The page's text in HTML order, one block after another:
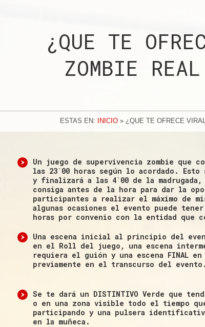
¿QUE TE
ZOMBIE
ESTAS EN: INICIO » ¿QUE TE OFRECE
Un juego de supervivencia zombie que
las 23´00 horas según lo acordado.
y finalizará a las 4´00 de la
consiga antes de la hora para dar la
participantes a realizar el máximo de
algunas ocasiones el evento puede
horas por convenio con la entidad que
Una escena inicial al principio del
en el Roll del juego, una escena
requiera el guión y una escena FINAL
previamente en el transcurso del evento.
Se te dará un DISTINTIVO Verde que
o en una zona visible todo el tiempo
participando y una pulsera
en la muñeca.